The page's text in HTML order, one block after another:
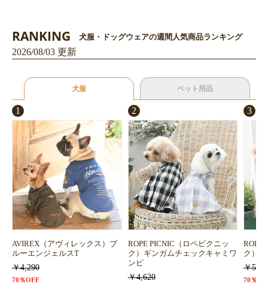
RANKING 犬服・ドッグウェアの週間人気商品ランキング
2026/08/03 更新
犬服 ペット用品
1
AVIREX（アヴィレックス）ブ
ルーエンジェルスT
￥4,290
70％OFF
2
ROPE PICNIC（ロペピクニッ
ク）ギンガムチェックキャミワ
ンピ
￥4,620
3
ROPE
ク）
￥
70％